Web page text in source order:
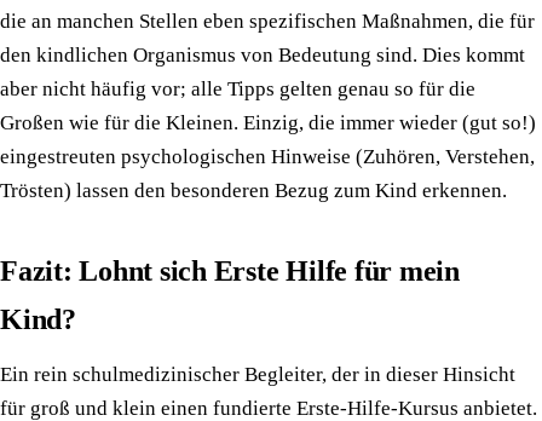
die an manchen Stellen eben spezifischen Maßnahmen, die für
den kindlichen Organismus von Bedeutung sind. Dies kommt
aber nicht häufig vor; alle Tipps gelten genau so für die
Großen wie für die Kleinen. Einzig, die immer wieder (gut so!)
eingestreuten psychologischen Hinweise (Zuhören, Verstehen,
Trösten) lassen den besonderen Bezug zum Kind erkennen.
Fazit: Lohnt sich Erste Hilfe für mein
Kind?
Ein rein schulmedizinischer Begleiter, der in dieser Hinsicht
für groß und klein einen fundierte Erste-Hilfe-Kursus anbietet.